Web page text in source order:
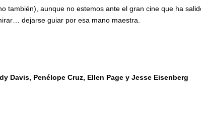
también), aunque no estemos ante el gran cine que ha
dejarse guiar por esa mano maestra.
Davis, Penélope Cruz, Ellen Page y Jesse Eisenberg